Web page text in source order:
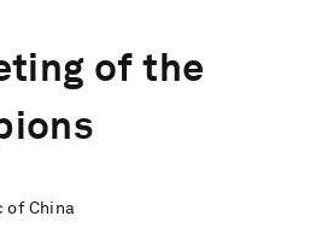
of the
of China